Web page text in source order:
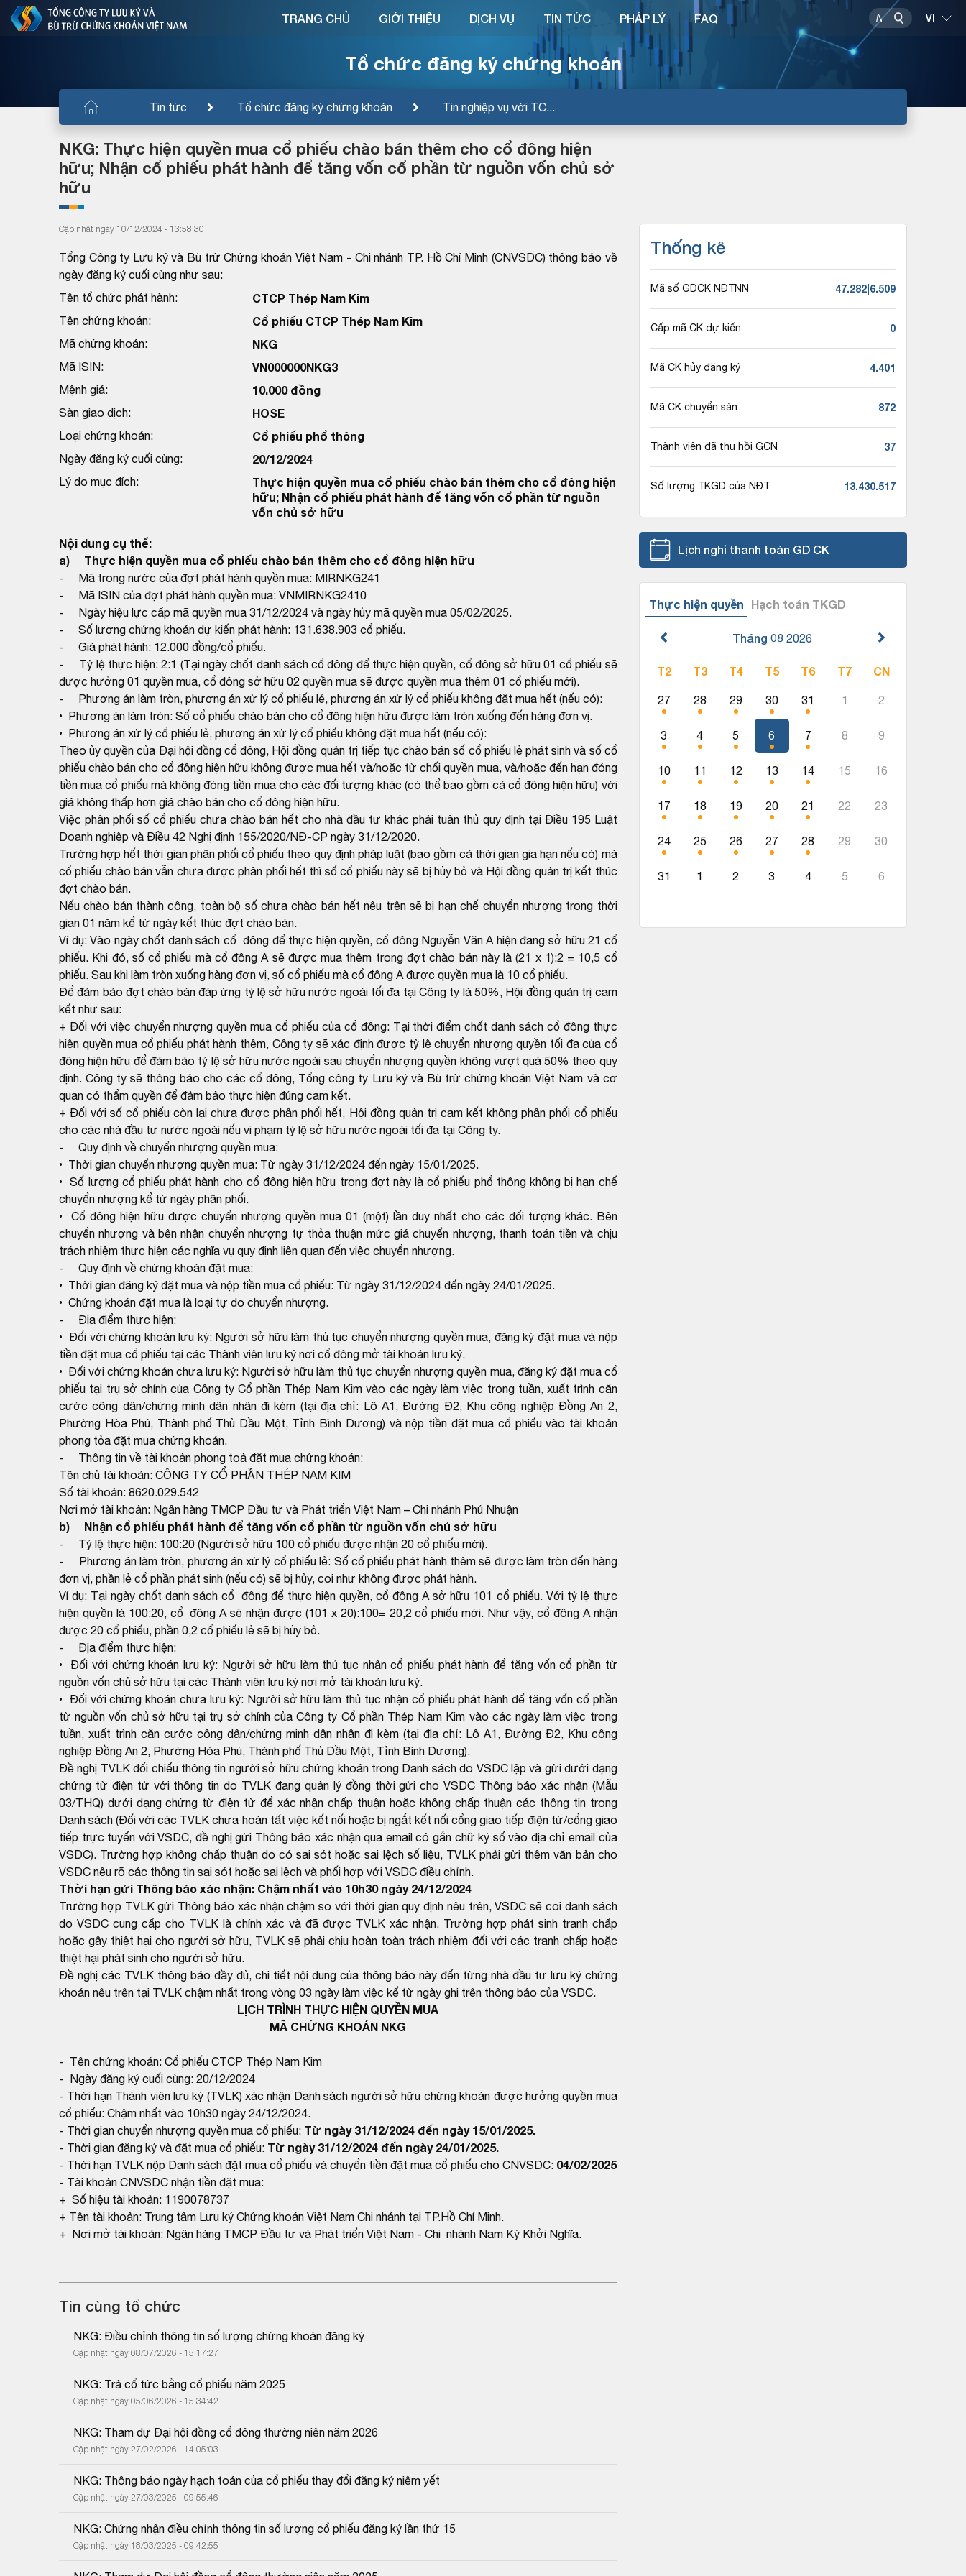
Tổ chức đăng ký chứng khoán
Tin tức Tổ chức đăng ký chứng khoán Tin nghiệp vụ với TC...
TRANG CHỦ GIỚI THIỆU DỊCH VỤ TIN TỨC PHÁP LÝ FAQ
NKG: Thực hiện quyền mua cổ phiếu chào bán thêm cho cổ đông hiện
hữu; Nhận cổ phiếu phát hành để tăng vốn cổ phần từ nguồn vốn chủ sở
hữu
Cập nhật ngày 10/12/2024 - 13:58:30
Tổng Công ty Lưu ký và Bù trừ Chứng khoán Việt Nam - Chi nhánh TP. Hồ Chí Minh (CNVSDC) thông báo về
ngày đăng ký cuối cùng như sau:
Tên tổ chức phát hành:
CTCP Thép Nam Kim
Tên chứng khoán: Cổ phiếu CTCP Thép Nam Kim
Mã chứng khoán: NKG
Mã ISIN: VN000000NKG3
Mệnh giá: 10.000 đồng
Sàn giao dịch: HOSE
Loại chứng khoán: Cổ phiếu phổ thông
Ngày đăng ký cuối cùng: 20/12/2024
Lý do mục đích:
Thực hiện quyền mua cổ phiếu chào bán thêm cho cổ đông hiện
hữu; Nhận cổ phiếu phát hành để tăng vốn cổ phần từ nguồn
vốn chủ sở hữu
Nội dung cụ thể:
a) Thực hiện quyền mua cổ phiếu chào bán thêm cho cổ đông hiện hữu
- Mã trong nước của đợt phát hành quyền mua: MIRNKG241
- Mã ISIN của đợt phát hành quyền mua: VNMIRNKG2410
- Ngày hiệu lực cấp mã quyền mua 31/12/2024 và ngày hủy mã quyền mua 05/02/2025.
- Số lượng chứng khoán dự kiến phát hành: 131.638.903 cổ phiếu.
- Giá phát hành: 12.000 đồng/cổ phiếu.
- Tỷ lệ thực hiện: 2:1 (Tại ngày chốt danh sách cổ đông để thực hiện quyền, cổ đông sở hữu 01 cổ phiếu sẽ
được hưởng 01 quyền mua, cổ đông sở hữu 02 quyền mua sẽ được quyền mua thêm 01 cổ phiếu mới).
- Phương án làm tròn, phương án xử lý cổ phiếu lẻ, phương án xử lý cổ phiếu không đặt mua hết (nếu có):
• Phương án làm tròn: Số cổ phiếu chào bán cho cổ đông hiện hữu được làm tròn xuống đến hàng đơn vị.
• Phương án xử lý cổ phiếu lẻ, phương án xử lý cổ phiếu không đặt mua hết (nếu có):
Theo ủy quyền của Đại hội đồng cổ đông, Hội đồng quản trị tiếp tục chào bán số cổ phiếu lẻ phát sinh và số cổ
phiếu chào bán cho cổ đông hiện hữu không được mua hết và/hoặc từ chối quyền mua, và/hoặc đến hạn đóng
tiền mua cổ phiếu mà không đóng tiền mua cho các đối tượng khác (có thể bao gồm cả cổ đông hiện hữu) với
giá không thấp hơn giá chào bán cho cổ đông hiện hữu.
Việc phân phối số cổ phiếu chưa chào bán hết cho nhà đầu tư khác phải tuân thủ quy định tại Điều 195 Luật
Doanh nghiệp và Điều 42 Nghị định 155/2020/NĐ-CP ngày 31/12/2020.
Trường hợp hết thời gian phân phối cổ phiếu theo quy định pháp luật (bao gồm cả thời gian gia hạn nếu có) mà
cổ phiếu chào bán vẫn chưa được phân phối hết thì số cổ phiếu này sẽ bị hủy bỏ và Hội đồng quản trị kết thúc
đợt chào bán.
Nếu chào bán thành công, toàn bộ số chưa chào bán hết nêu trên sẽ bị hạn chế chuyển nhượng trong thời
gian 01 năm kể từ ngày kết thúc đợt chào bán.
Ví dụ: Vào ngày chốt danh sách cổ đông để thực hiện quyền, cổ đông Nguyễn Văn A hiện đang sở hữu 21 cổ
phiếu. Khi đó, số cổ phiếu mà cổ đông A sẽ được mua thêm trong đợt chào bán này là (21 x 1):2 = 10,5 cổ
phiếu. Sau khi làm tròn xuống hàng đơn vị, số cổ phiếu mà cổ đông A được quyền mua là 10 cổ phiếu.
Để đảm bảo đợt chào bán đáp ứng tỷ lệ sở hữu nước ngoài tối đa tại Công ty là 50%, Hội đồng quản trị cam
kết như sau:
+ Đối với việc chuyển nhượng quyền mua cổ phiếu của cổ đông: Tại thời điểm chốt danh sách cổ đông thực
hiện quyền mua cổ phiếu phát hành thêm, Công ty sẽ xác định được tỷ lệ chuyển nhượng quyền tối đa của cổ
đông hiện hữu để đảm bảo tỷ lệ sở hữu nước ngoài sau chuyển nhượng quyền không vượt quá 50% theo quy
định. Công ty sẽ thông báo cho các cổ đông, Tổng công ty Lưu ký và Bù trừ chứng khoán Việt Nam và cơ
quan có thẩm quyền để đảm bảo thực hiện đúng cam kết.
+ Đối với số cổ phiếu còn lại chưa được phân phối hết, Hội đồng quản trị cam kết không phân phối cổ phiếu
cho các nhà đầu tư nước ngoài nếu vi phạm tỷ lệ sở hữu nước ngoài tối đa tại Công ty.
- Quy định về chuyển nhượng quyền mua:
• Thời gian chuyển nhượng quyền mua: Từ ngày 31/12/2024 đến ngày 15/01/2025.
• Số lượng cổ phiếu phát hành cho cổ đông hiện hữu trong đợt này là cổ phiếu phổ thông không bị hạn chế
chuyển nhượng kể từ ngày phân phối.
• Cổ đông hiện hữu được chuyển nhượng quyền mua 01 (một) lần duy nhất cho các đối tượng khác. Bên
chuyển nhượng và bên nhận chuyển nhượng tự thỏa thuận mức giá chuyển nhượng, thanh toán tiền và chịu
trách nhiệm thực hiện các nghĩa vụ quy định liên quan đến việc chuyển nhượng.
- Quy định về chứng khoán đặt mua:
• Thời gian đăng ký đặt mua và nộp tiền mua cổ phiếu: Từ ngày 31/12/2024 đến ngày 24/01/2025.
• Chứng khoán đặt mua là loại tự do chuyển nhượng.
- Địa điểm thực hiện:
• Đối với chứng khoán lưu ký: Người sở hữu làm thủ tục chuyển nhượng quyền mua, đăng ký đặt mua và nộp
tiền đặt mua cổ phiếu tại các Thành viên lưu ký nơi cổ đông mở tài khoản lưu ký.
• Đối với chứng khoán chưa lưu ký: Người sở hữu làm thủ tục chuyển nhượng quyền mua, đăng ký đặt mua cổ
phiếu tại trụ sở chính của Công ty Cổ phần Thép Nam Kim vào các ngày làm việc trong tuần, xuất trình căn
cước công dân/chứng minh dân nhân đi kèm (tại địa chỉ: Lô A1, Đường Đ2, Khu công nghiệp Đồng An 2,
Phường Hòa Phú, Thành phố Thủ Dầu Một, Tỉnh Bình Dương) và nộp tiền đặt mua cổ phiếu vào tài khoản
phong tỏa đặt mua chứng khoán.
- Thông tin về tài khoản phong toả đặt mua chứng khoán:
Tên chủ tài khoản: CÔNG TY CỔ PHẦN THÉP NAM KIM
Số tài khoản: 8620.029.542
Nơi mở tài khoản: Ngân hàng TMCP Đầu tư và Phát triển Việt Nam – Chi nhánh Phú Nhuận
b) Nhận cổ phiếu phát hành để tăng vốn cổ phần từ nguồn vốn chủ sở hữu
- Tỷ lệ thực hiện: 100:20 (Người sở hữu 100 cổ phiếu được nhận 20 cổ phiếu mới).
- Phương án làm tròn, phương án xử lý cổ phiếu lẻ: Số cổ phiếu phát hành thêm sẽ được làm tròn đến hàng
đơn vị, phần lẻ cổ phần phát sinh (nếu có) sẽ bị hủy, coi như không được phát hành.
Ví dụ: Tại ngày chốt danh sách cổ đông để thực hiện quyền, cổ đông A sở hữu 101 cổ phiếu. Với tỷ lệ thực
hiện quyền là 100:20, cổ đông A sẽ nhận được (101 x 20):100= 20,2 cổ phiếu mới. Như vậy, cổ đông A nhận
được 20 cổ phiếu, phần 0,2 cổ phiếu lẻ sẽ bị hủy bỏ.
- Địa điểm thực hiện:
• Đối với chứng khoán lưu ký: Người sở hữu làm thủ tục nhận cổ phiếu phát hành để tăng vốn cổ phần từ
nguồn vốn chủ sở hữu tại các Thành viên lưu ký nơi mở tài khoản lưu ký.
• Đối với chứng khoán chưa lưu ký: Người sở hữu làm thủ tục nhận cổ phiếu phát hành để tăng vốn cổ phần
từ nguồn vốn chủ sở hữu tại trụ sở chính của Công ty Cổ phần Thép Nam Kim vào các ngày làm việc trong
tuần, xuất trình căn cước công dân/chứng minh dân nhân đi kèm (tại địa chỉ: Lô A1, Đường Đ2, Khu công
nghiệp Đồng An 2, Phường Hòa Phú, Thành phố Thủ Dầu Một, Tỉnh Bình Dương).
Đề nghị TVLK đối chiếu thông tin người sở hữu chứng khoán trong Danh sách do VSDC lập và gửi dưới dạng
chứng từ điện tử với thông tin do TVLK đang quản lý đồng thời gửi cho VSDC Thông báo xác nhận (Mẫu
03/THQ) dưới dạng chứng từ điện tử để xác nhận chấp thuận hoặc không chấp thuận các thông tin trong
Danh sách (Đối với các TVLK chưa hoàn tất việc kết nối hoặc bị ngắt kết nối cổng giao tiếp điện tử/cổng giao
tiếp trực tuyến với VSDC, đề nghị gửi Thông báo xác nhận qua email có gắn chữ ký số vào địa chỉ email của
VSDC). Trường hợp không chấp thuận do có sai sót hoặc sai lệch số liệu, TVLK phải gửi thêm văn bản cho
VSDC nêu rõ các thông tin sai sót hoặc sai lệch và phối hợp với VSDC điều chỉnh.
Thời hạn gửi Thông báo xác nhận: Chậm nhất vào 10h30 ngày 24/12/2024
Trường hợp TVLK gửi Thông báo xác nhận chậm so với thời gian quy định nêu trên, VSDC sẽ coi danh sách
do VSDC cung cấp cho TVLK là chính xác và đã được TVLK xác nhận. Trường hợp phát sinh tranh chấp
hoặc gây thiệt hại cho người sở hữu, TVLK sẽ phải chịu hoàn toàn trách nhiệm đối với các tranh chấp hoặc
thiệt hại phát sinh cho người sở hữu.
Đề nghị các TVLK thông báo đầy đủ, chi tiết nội dung của thông báo này đến từng nhà đầu tư lưu ký chứng
khoán nêu trên tại TVLK chậm nhất trong vòng 03 ngày làm việc kể từ ngày ghi trên thông báo của VSDC.
LỊCH TRÌNH THỰC HIỆN QUYỀN MUA
MÃ CHỨNG KHOÁN NKG
- Tên chứng khoán: Cổ phiếu CTCP Thép Nam Kim
- Ngày đăng ký cuối cùng: 20/12/2024
- Thời hạn Thành viên lưu ký (TVLK) xác nhận Danh sách người sở hữu chứng khoán được hưởng quyền mua
cổ phiếu: Chậm nhất vào 10h30 ngày 24/12/2024.
- Thời gian chuyển nhượng quyền mua cổ phiếu: Từ ngày 31/12/2024 đến ngày 15/01/2025.
- Thời gian đăng ký và đặt mua cổ phiếu: Từ ngày 31/12/2024 đến ngày 24/01/2025.
- Thời hạn TVLK nộp Danh sách đặt mua cổ phiếu và chuyển tiền đặt mua cổ phiếu cho CNVSDC: 04/02/2025
- Tài khoản CNVSDC nhận tiền đặt mua:
+ Số hiệu tài khoản: 1190078737
+ Tên tài khoản: Trung tâm Lưu ký Chứng khoán Việt Nam Chi nhánh tại TP.Hồ Chí Minh.
+ Nơi mở tài khoản: Ngân hàng TMCP Đầu tư và Phát triển Việt Nam - Chi nhánh Nam Kỳ Khởi Nghĩa.
Tin cùng tổ chức
NKG: Điều chỉnh thông tin số lượng chứng khoán đăng ký
Cập nhật ngày 08/07/2026 - 15:17:27
NKG: Trả cổ tức bằng cổ phiếu năm 2025
Cập nhật ngày 05/06/2026 - 15:34:42
NKG: Tham dự Đại hội đồng cổ đông thường niên năm 2026
Cập nhật ngày 27/02/2026 - 14:05:03
NKG: Thông báo ngày hạch toán của cổ phiếu thay đổi đăng ký niêm yết
Cập nhật ngày 27/03/2025 - 09:55:46
NKG: Chứng nhận điều chỉnh thông tin số lượng cổ phiếu đăng ký lần thứ 15
Cập nhật ngày 18/03/2025 - 09:42:55
Thống kê
Mã số GDCK NĐTNN 47.282|6.509
Cấp mã CK dự kiến 0
Mã CK hủy đăng ký 4.401
Mã CK chuyển sàn 872
Thành viên đã thu hồi GCN 37
Số lượng TKGD của NĐT 13.430.517
Lịch nghỉ thanh toán GD CK
Thực hiện quyền Hạch toán TKGD
Tháng 08 2026
T2 T3 T4 T5 T6 T7 CN
27 28 29 30 31 1 2
3 4 5 6 7 8 9
10 11 12 13 14 15 16
17 18 19 20 21 22 23
24 25 26 27 28 29 30
31 1 2 3 4 5 6